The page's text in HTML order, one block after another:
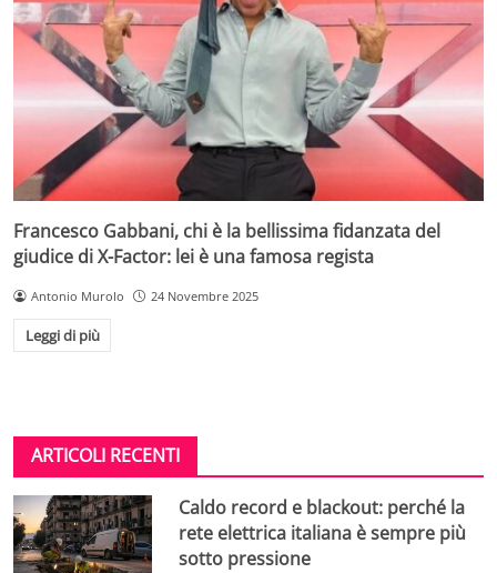
Francesco Gabbani, chi è la bellissima fidanzata del
giudice di X-Factor: lei è una famosa regista
Antonio Murolo 24 Novembre 2025
Leggi di più
ARTICOLI RECENTI
Caldo record e blackout: perché la
rete elettrica italiana è sempre più
sotto pressione